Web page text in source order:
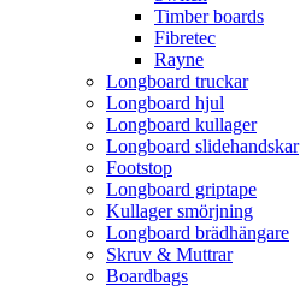
Timber boards
Fibretec
Rayne
Longboard truckar
Longboard hjul
Longboard kullager
Longboard slidehandskar
Footstop
Longboard griptape
Kullager smörjning
Longboard brädhängare
Skruv & Muttrar
Boardbags